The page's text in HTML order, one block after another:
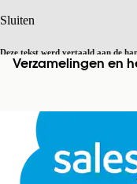
Sluiten
Deze tekst werd vertaald aan de
Salesforce. U vindt hiermeer
Sluiten Sluiten
Verzamelingen en